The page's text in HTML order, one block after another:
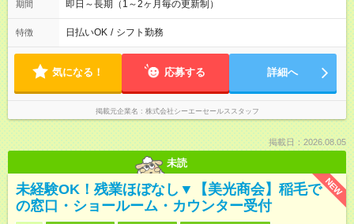
期間 即日～長期（1～2ヶ月毎の更新制）
特徴 日払いOK / シフト勤務
気になる！ 応募する 詳細へ
掲載元企業名 株式会社シーエーセールススタッフ
掲載日：2026.08.05
未読
NEW
未経験OK！残業ほぼなし▼【美光商会】稲毛で
の窓口・ショールーム・カウンター受付